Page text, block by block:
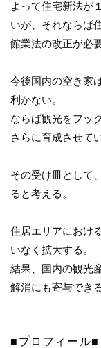
よって住宅新法が
いが、それならば
館業法の改正が必
今後国内の空き家
利かない。
ならば観光をフッ
さらに育成させて
その受け皿として
ると考える。
住居エリアにおけ
いなく拡大する。
結果、国内の観光
解消にも寄与でき
■プロフィール■